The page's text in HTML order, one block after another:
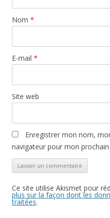
Nom *
E-mail *
Site web
Enregistrer mon nom,
navigateur pour mon
Ce site utilise Akismet pour
plus sur la façon dont les
traitées.